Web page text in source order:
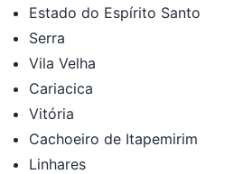
Estado do Espírito Santo
Serra
Vila Velha
Cariacica
Vitória
Cachoeiro de Itapemirim
Linhares